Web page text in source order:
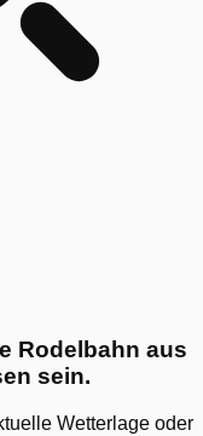
Rodelbahn aus
sein.
Wetterlage oder